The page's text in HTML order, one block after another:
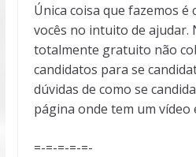
Única coisa que fazemos
vocês no intuito de ajudar.
totalmente gratuito não
candidatos para se
dúvidas de como se
página onde tem um vídeo
=-=-=-=-=-